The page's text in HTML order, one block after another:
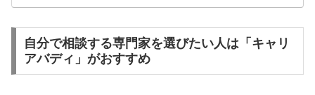
自分で相談する専門家を選びたい人は「キャリ
アバディ」がおすすめ